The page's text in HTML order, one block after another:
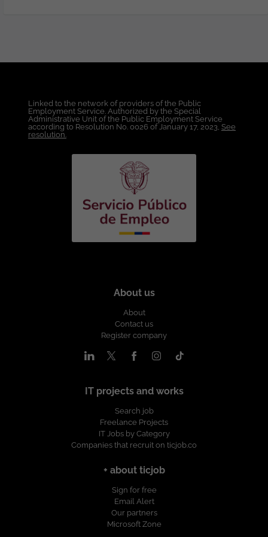
configuración de ambientes locales o en
nube para replicar condiciones de
pruebas, Metodologías Ágiles.
Bogotá. Modalidad de Trabajo:
acuerdo a la experiencia. Esta oferta de
trabajo es publicada bajo la propiedad
exclusiva de ticjob.co
Linked to the network of providers of the Public
Employment Service. Authorized by the Special
Administrative Unit of the Public Employment Service
according to Resolution No. 0026 of January 17, 2023, See
resolution.
About us
About
Contact us
Register company
IT projects and works
Search job
Freelance Projects
IT Jobs by Category
Companies that recruit on ticjob.co
+ about ticjob
Sign for free
Email Alert
Our partners
Microsoft Zone